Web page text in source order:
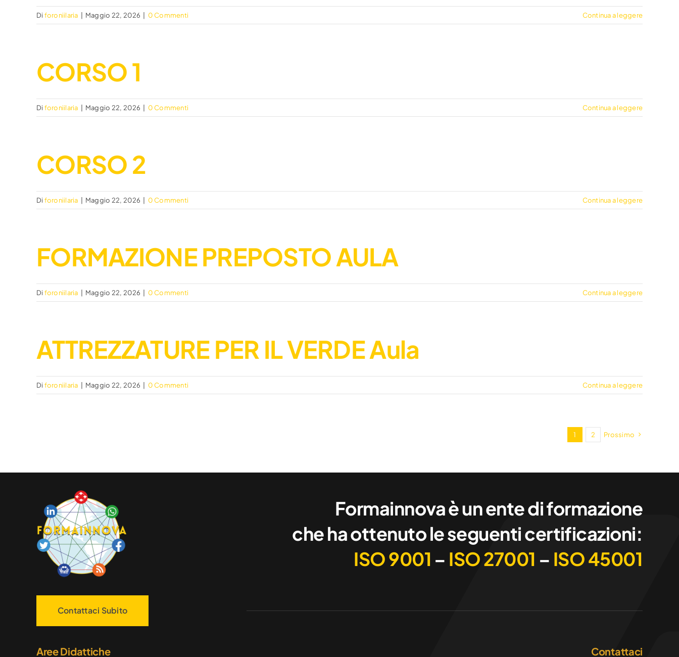
Di foroniilaria Maggio 22, 2026 0 Commenti Continua a leggere
CORSO 1
Di foroniilaria Maggio 22, 2026 0 Commenti Continua a leggere
CORSO 2
Di foroniilaria Maggio 22, 2026 0 Commenti Continua a leggere
FORMAZIONE PREPOSTO AULA
Di foroniilaria Maggio 22, 2026 0 Commenti Continua a leggere
ATTREZZATURE PER IL VERDE Aula
Di foroniilaria Maggio 22, 2026 0 Commenti Continua a leggere
1 2 Prossimo
Formainnova è un ente di formazione
che ha ottenuto le seguenti certificazioni:
ISO 9001 – ISO 27001 – ISO 45001
Contattaci Subito
Aree Didattiche Contattaci